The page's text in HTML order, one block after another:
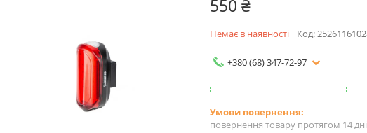
550 ₴
Немає в наявності Код:
+380 (68) 347-72-97
повернення товару протягом 14